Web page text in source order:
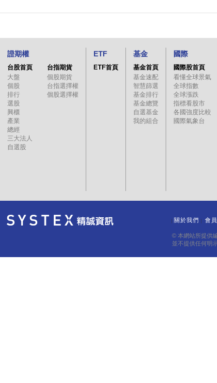
證期權
台股首頁
大盤
個股
排行
選股
興櫃
產業
總經
三大法人
自選股
台指期貨
個股期貨
台指選擇權
個股選擇權
ETF
ETF首頁
基金
基金首頁
基金速配
智慧篩選
基金排行
基金總覽
自選基金
我的組合
國際
國際股首頁
看懂全球景氣
全球指數
全球漲跌
指標看股市
各國強度比較
國際氣象台
關於我們 會
© 本網站所提供
並不提供任何明